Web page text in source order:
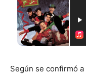
Según se confirmó a